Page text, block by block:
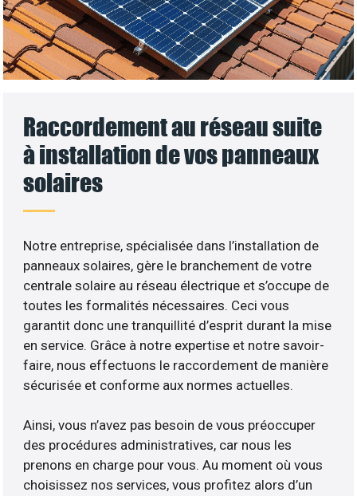
Raccordement au réseau suite
à installation de vos panneaux
solaires
Notre entreprise, spécialisée dans l’installation de
panneaux solaires, gère le branchement de votre
centrale solaire au réseau électrique et s’occupe de
toutes les formalités nécessaires. Ceci vous
garantit donc une tranquillité d’esprit durant la mise
en service. Grâce à notre expertise et notre savoir-
faire, nous effectuons le raccordement de manière
sécurisée et conforme aux normes actuelles.
Ainsi, vous n’avez pas besoin de vous préoccuper
des procédures administratives, car nous les
prenons en charge pour vous. Au moment où vous
choisissez nos services, vous profitez alors d’un